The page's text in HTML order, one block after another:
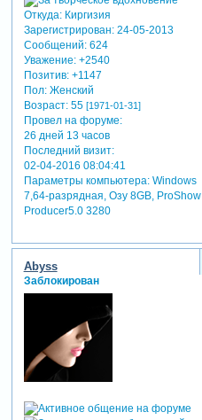
Откуда:Киргизия
Зарегистрирован: 24-05-2013
Сообщений:624
Уважение: +2540
Позитив: +1147
Пол:Женский
Возраст:55 [1971-01-31]
Провел на форуме:
26 дней 13 часов
Последний визит:
02-04-2016 08:04:41
Параметры компьютера:Windows
7,64-разрядная, Озу 8GB, ProShow
Producer5.0 3280
Abyss
Заблокирован